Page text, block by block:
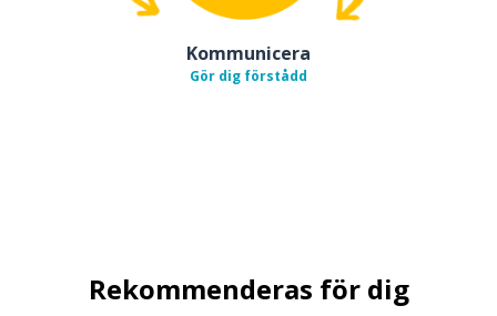
Kommunicera
Gör dig förstådd
Rekommenderas för dig